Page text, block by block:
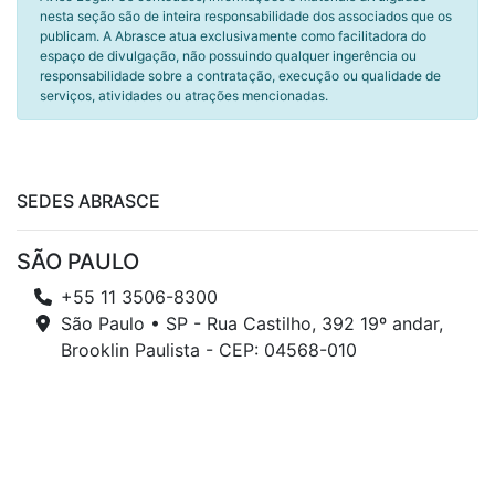
nesta seção são de inteira responsabilidade dos associados que os
publicam. A Abrasce atua exclusivamente como facilitadora do
espaço de divulgação, não possuindo qualquer ingerência ou
responsabilidade sobre a contratação, execução ou qualidade de
serviços, atividades ou atrações mencionadas.
SEDES ABRASCE
SÃO PAULO
+55 11 3506-8300
São Paulo • SP - Rua Castilho, 392 19º andar,
Brooklin Paulista - CEP: 04568-010